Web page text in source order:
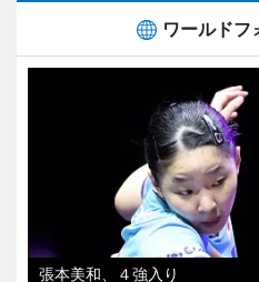
ワールドフ
張本美和、４強入り